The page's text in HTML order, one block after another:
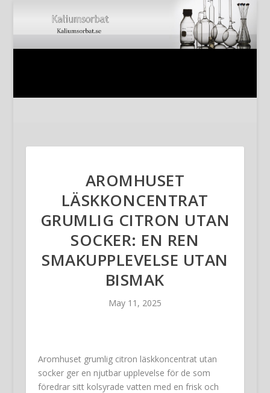
AROMHUSET
LÄSKKONCENTRAT
GRUMLIG CITRON UTAN
SOCKER: EN REN
SMAKUPPLEVELSE UTAN
BISMAK
May 11, 2025
Aromhuset grumlig citron läskkoncentrat utan
socker ger en njutbar upplevelse för de som
föredrar sitt kolsyrade vatten med en frisk och